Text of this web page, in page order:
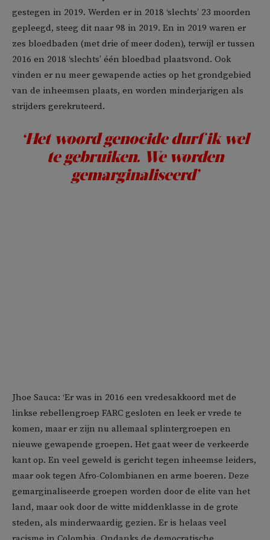
gestegen in 2019. Werden er in 2018 ‘slechts’ 23 moorden
gepleegd, steeg dit naar 98 in 2019. En in 2019 waren er
zes bloedbaden (met drie of meer doden), terwijl er tussen
2016 en 2018 ‘slechts’ één bloedbad plaatsvond. Ook
vinden er nu meer gewapende acties op het grondgebied
van de inheemsen plaats, en worden minderjarigen als
strijders gerekruteerd.
‘Het woord genocide durf ik wel
te gebruiken. We worden
gemarginaliseerd’
Jhoe Sauca: ‘Er was in 2016 een vredesakkoord met de
linkse rebellengroep FARC gesloten en leek er vrede te
komen, maar er zijn nu allemaal splintergroepen en
nieuwe gewapende groepen. Het gaat weer de verkeerde
kant op. En veel geweld is gericht tegen inheemse leiders,
maar ook tegen Afro-Colombianen en arme boeren. Deze
gemarginaliseerde groepen worden door de elite van het
land, maar ook door de witte middenklasse in de grote
steden, als minderwaardig gezien. Er is helaas veel